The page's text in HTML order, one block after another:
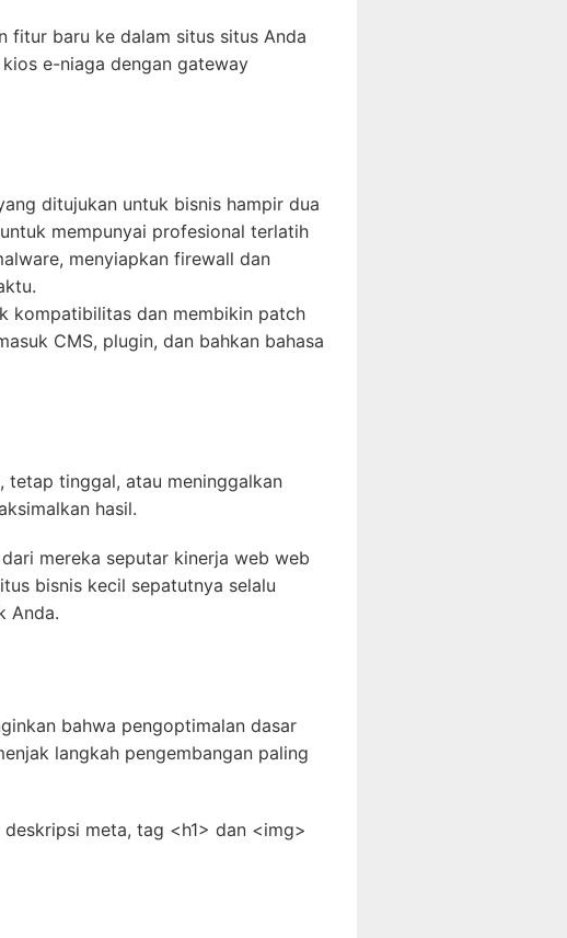
fitur baru ke dalam situs situs Anda
e-niaga dengan gateway
ditujukan untuk bisnis hampir dua
mempunyai profesional terlatih
menyiapkan firewall dan
kompatibilitas dan membikin patch
CMS, plugin, dan bahkan bahasa
tetap tinggal, atau meninggalkan
hasil.
mereka seputar kinerja web web
bisnis kecil sepatutnya selalu
Anda.
bahwa pengoptimalan dasar
langkah pengembangan paling
meta, tag <h1> dan <img>